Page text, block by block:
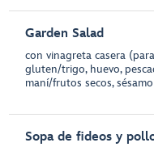
Garden Salad
con vinagreta casera
gluten/trigo, huevo,
maní/frutos secos,
Sopa de fideos y